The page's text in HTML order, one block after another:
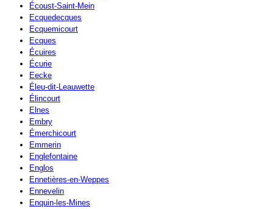
Écoust-Saint-Mein
Ecquedecques
Ecquemicourt
Ecques
Écuires
Écurie
Eecke
Éleu-dit-Leauwette
Élincourt
Elnes
Embry
Émerchicourt
Emmerin
Englefontaine
Englos
Ennetières-en-Weppes
Ennevelin
Enquin-les-Mines